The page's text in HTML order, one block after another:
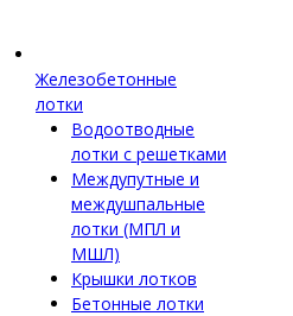
Железобетонные
лотки
Водоотводные
лотки с решетками
Междупутные и
междушпальные
лотки (МПЛ и
МШЛ)
Крышки лотков
Бетонные лотки